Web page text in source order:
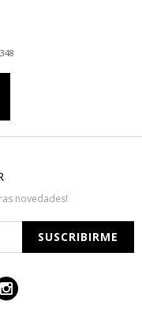
348
novedades!
SUSCRIBIRME
